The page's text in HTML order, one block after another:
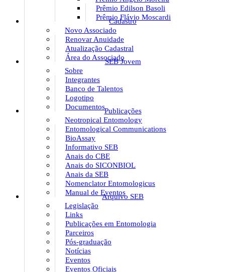
Prêmio Edilson Basoli
Prêmio Flávio Moscardi
Cadastro
Novo Associado
Renovar Anuidade
Atualização Cadastral
Área do Associado
SEB Jovem
Sobre
Integrantes
Banco de Talentos
Logotipo
DocumentosPublicações
Neotropical Entomology
Entomological Communications
BioAssay
Informativo SEB
Anais do CBE
Anais do SICONBIOL
Anais da SEB
Nomenclator Entomologicus
Manual de Eventos
Arquivo SEB
Legislação
Links
Publicações em Entomologia
Parceiros
Pós-graduação
Notícias
Eventos
Eventos Oficiais